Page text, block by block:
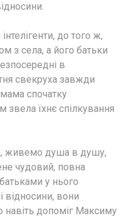
до того ж,
з села, а його батьки
в
свекруха завжди
спочатку
звела їхнє спілкування
живемо душа в душу,
чудовий, повна
у нього
відносини, вони
навіть допоміг Максиму